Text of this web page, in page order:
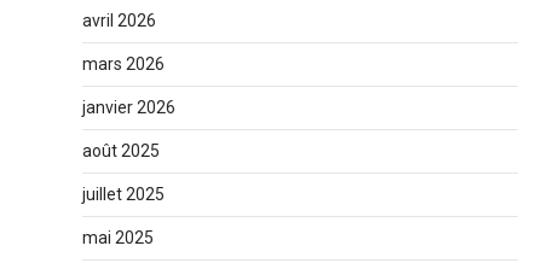
avril 2026
mars 2026
janvier 2026
août 2025
juillet 2025
mai 2025